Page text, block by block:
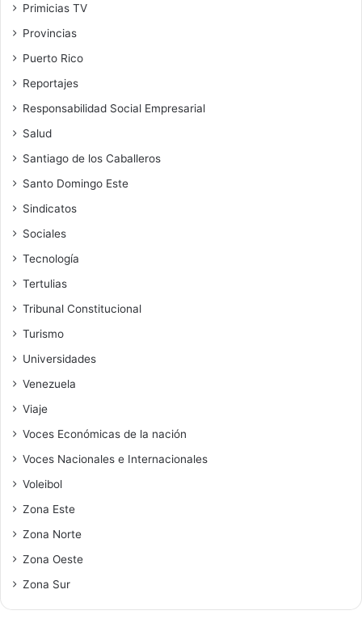
Primicias TV
Provincias
Puerto Rico
Reportajes
Responsabilidad Social Empresarial
Salud
Santiago de los Caballeros
Santo Domingo Este
Sindicatos
Sociales
Tecnología
Tertulias
Tribunal Constitucional
Turismo
Universidades
Venezuela
Viaje
Voces Económicas de la nación
Voces Nacionales e Internacionales
Voleibol
Zona Este
Zona Norte
Zona Oeste
Zona Sur